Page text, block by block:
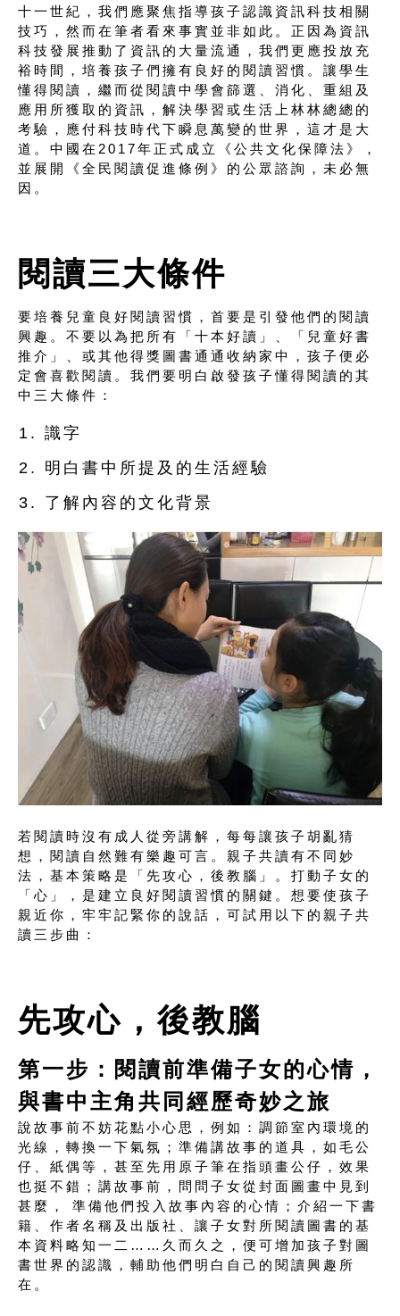
十一世紀，我們應聚焦指導孩子認識資訊科技相關
技巧，然而在筆者看來事實並非如此。正因為資訊
科技發展推動了資訊的大量流通，我們更應投放充
裕時間，培養孩子們擁有良好的閱讀習慣。讓學生
懂得閱讀，繼而從閱讀中學會篩選、消化、重組及
應用所獲取的資訊，解決學習或生活上林林總總的
考驗，應付科技時代下瞬息萬變的世界，這才是大
道。中國在2017年正式成立《公共文化保障法》，
並展開《全民閱讀促進條例》的公眾諮詢，未必無
因。
閱讀三大條件
要培養兒童良好閱讀習慣，首要是引發他們的閱讀
興趣。不要以為把所有「十本好讀」、「兒童好書
推介」、或其他得獎圖書通通收納家中，孩子便必
定會喜歡閱讀。我們要明白啟發孩子懂得閱讀的其
中三大條件：
識字
明白書中所提及的生活經驗
了解內容的文化背景
若閱讀時沒有成人從旁講解，每每讓孩子胡亂猜
想，閱讀自然難有樂趣可言。親子共讀有不同妙
法，基本策略是「先攻心，後教腦」。打動子女的
「心」，是建立良好閱讀習慣的關鍵。想要使孩子
親近你，牢牢記緊你的說話，可試用以下的親子共
讀三步曲：
先攻心，後教腦
第一步：閱讀前準備子女的心情，
與書中主角共同經歷奇妙之旅
說故事前不妨花點小心思，例如：調節室內環境的
光線，轉換一下氣氛；準備講故事的道具，如毛公
仔、紙偶等，甚至先用原子筆在指頭畫公仔，效果
也挺不錯；講故事前，問問子女從封面圖畫中見到
甚麼， 準備他們投入故事內容的心情；介紹一下書
籍、作者名稱及出版社、讓子女對所閱讀圖書的基
本資料略知一二……久而久之，便可增加孩子對圖
書世界的認識，輔助他們明白自己的閱讀興趣所
在。